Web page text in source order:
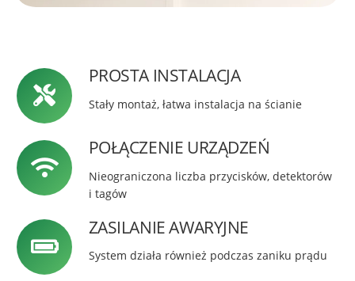
PROSTA INSTALACJA
Stały montaż, łatwa instalacja na ścianie
POŁĄCZENIE URZĄDZEŃ
Nieograniczona liczba przycisków, detektorów
i tagów
ZASILANIE AWARYJNE
System działa również podczas zaniku prądu